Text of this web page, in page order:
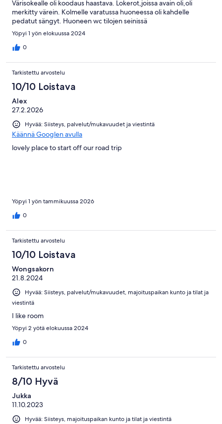
Värisokealle oli koodaus haastava. Lokerot,joissa avain oli,oli
merkitty värein. Kolmelle varatussa huoneessa oli kahdelle
pedatut sängyt. Huoneen wc tilojen seinissä
mustahometta,samoin alakerran huoneiston wctilassa,jossa
ystävä majoittui. Huoneen ilmastointikanavat aivan pölyn
peitossa Kaikille meille tuli hengitystie oireita. Keittiöstä löytyi
Yöpyi 1 yön elokuussa 2024
0
Tarkistettu arvostelu
10/10 Loistava
Alex
27.2.2026
Hyvää: Siisteys, palvelut/mukavuudet ja viestintä
Käännä Googlen avulla
lovely place to start off our road trip
Yöpyi 1 yön tammikuussa 2026
0
Tarkistettu arvostelu
10/10 Loistava
Wongsakorn
21.8.2024
Hyvää: Siisteys, palvelut/mukavuudet, majoituspaikan kunto ja tilat ja
viestintä
I like room
Yöpyi 2 yötä elokuussa 2024
0
Tarkistettu arvostelu
8/10 Hyvä
Jukka
11.10.2023
Hyvää: Siisteys, majoituspaikan kunto ja tilat ja viestintä